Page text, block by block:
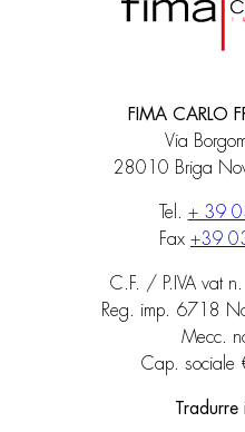
FIMA CARLO
Via
28010 Briga
Tel. + 39
Fax +39
C.F. / P.IVA vat
Reg. imp. 6718
Mecc.
Cap.
Tradurre